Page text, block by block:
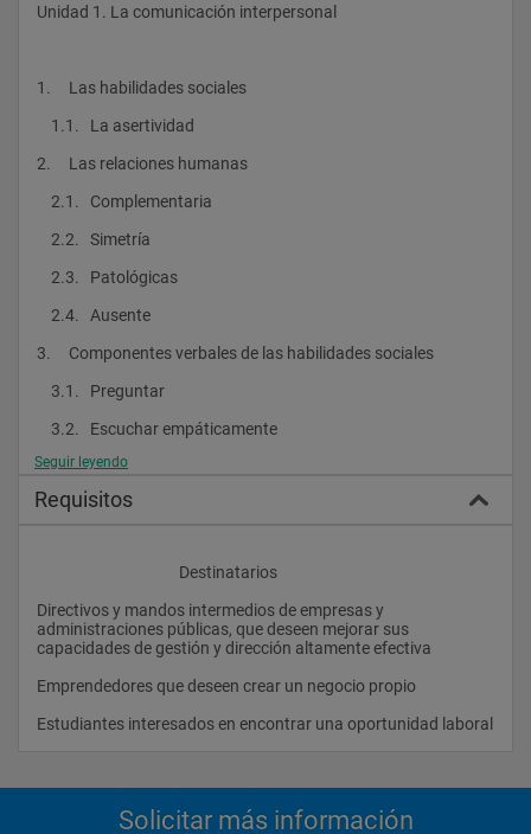
APEL (Asociación de Proveedores de eLearning), AEFOL
AEDIPE (Asociación Española de Dirección y Desarrollo de
Personas)
Objetivos:
Mejorar la gestión directiva y de mandos intermedios,
descubriendo la verdadera utilidad práctica de conceptos
como delegación, gestión de reuniones, rendimiento,
planificación, público objetivo, expectativas y habilidades…
Comprender el alcance y funcionalidad de la visión, la misión y
la operativa empresariales.
Habilitarse en el diseño de estrategias eficaces.
Aprender a solucionar conflictos.
atención al cliente y habilitarse en su creación e
implementación.
dirección de un grupo de trabajo.
Unidad 1. La comunicación interpersonal
1.     Las habilidades sociales
    1.1.   La asertividad
2.     Las relaciones humanas
    2.1.   Complementaria
    2.2.   Simetría
    2.3.   Patológicas
    2.4.   Ausente
3.     Componentes verbales de las habilidades sociales
    3.1.   Preguntar
    3.2.   Escuchar empáticamente
    3.3.   Informar
4.     Componentes paralingüísticos: la voz y el habla
    4.2.   Tono y entonación
    4.3.   Timbre
    4.4.   Volumen
    4.5.   Acento
    4.6.   Ritmo
    5.1.   Ventajas y desventajas del teléfono
Seguir leyendo
Requisitos
					Destinatarios
Directivos y mandos intermedios de empresas y
administraciones públicas, que deseen mejorar sus
capacidades de gestión y dirección altamente efectiva
Emprendedores que deseen crear un negocio propio
Solicitar más información